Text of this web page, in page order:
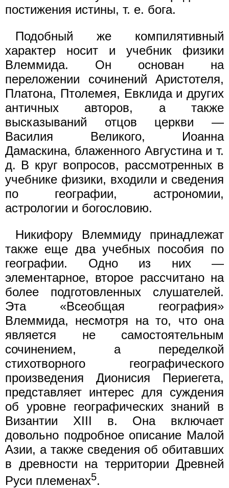
постижения истины, т. е. бога.
Подобный же компилятивный
характер носит и учебник физики
Влеммида. Он основан на
переложении сочинений Аристотеля,
Платона, Птолемея, Евклида и других
античных авторов, а также
высказываний отцов церкви —
Василия Великого, Иоанна
Дамаскина, блаженного Августина и т.
д. В круг вопросов, рассмотренных в
учебнике физики, входили и сведения
по географии, астрономии,
астрологии и богословию.
Никифору Влеммиду принадлежат
также еще два учебных пособия по
географии. Одно из них —
элементарное, второе рассчитано на
более подготовленных слушателей.
Эта «Всеобщая география»
Влеммида, несмотря на то, что она
является не самостоятельным
сочинением, а переделкой
стихотворного географического
произведения Дионисия Периегета,
представляет интерес для суждения
об уровне географических знаний в
Византии XIII в. Она включает
довольно подробное описание Малой
Азии, а также сведения об обитавших
в древности на территории Древней
Руси племенах5.